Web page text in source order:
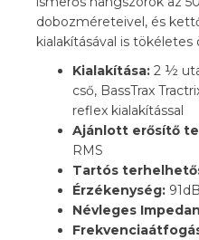
dobozméreteivel, és
kialakításával is
Kialakítása: 2 ½
cső, BassTrax
reflex kialakítással
Ajánlott erősítő
RMS
Tartós
Érzékenység:
Névleges